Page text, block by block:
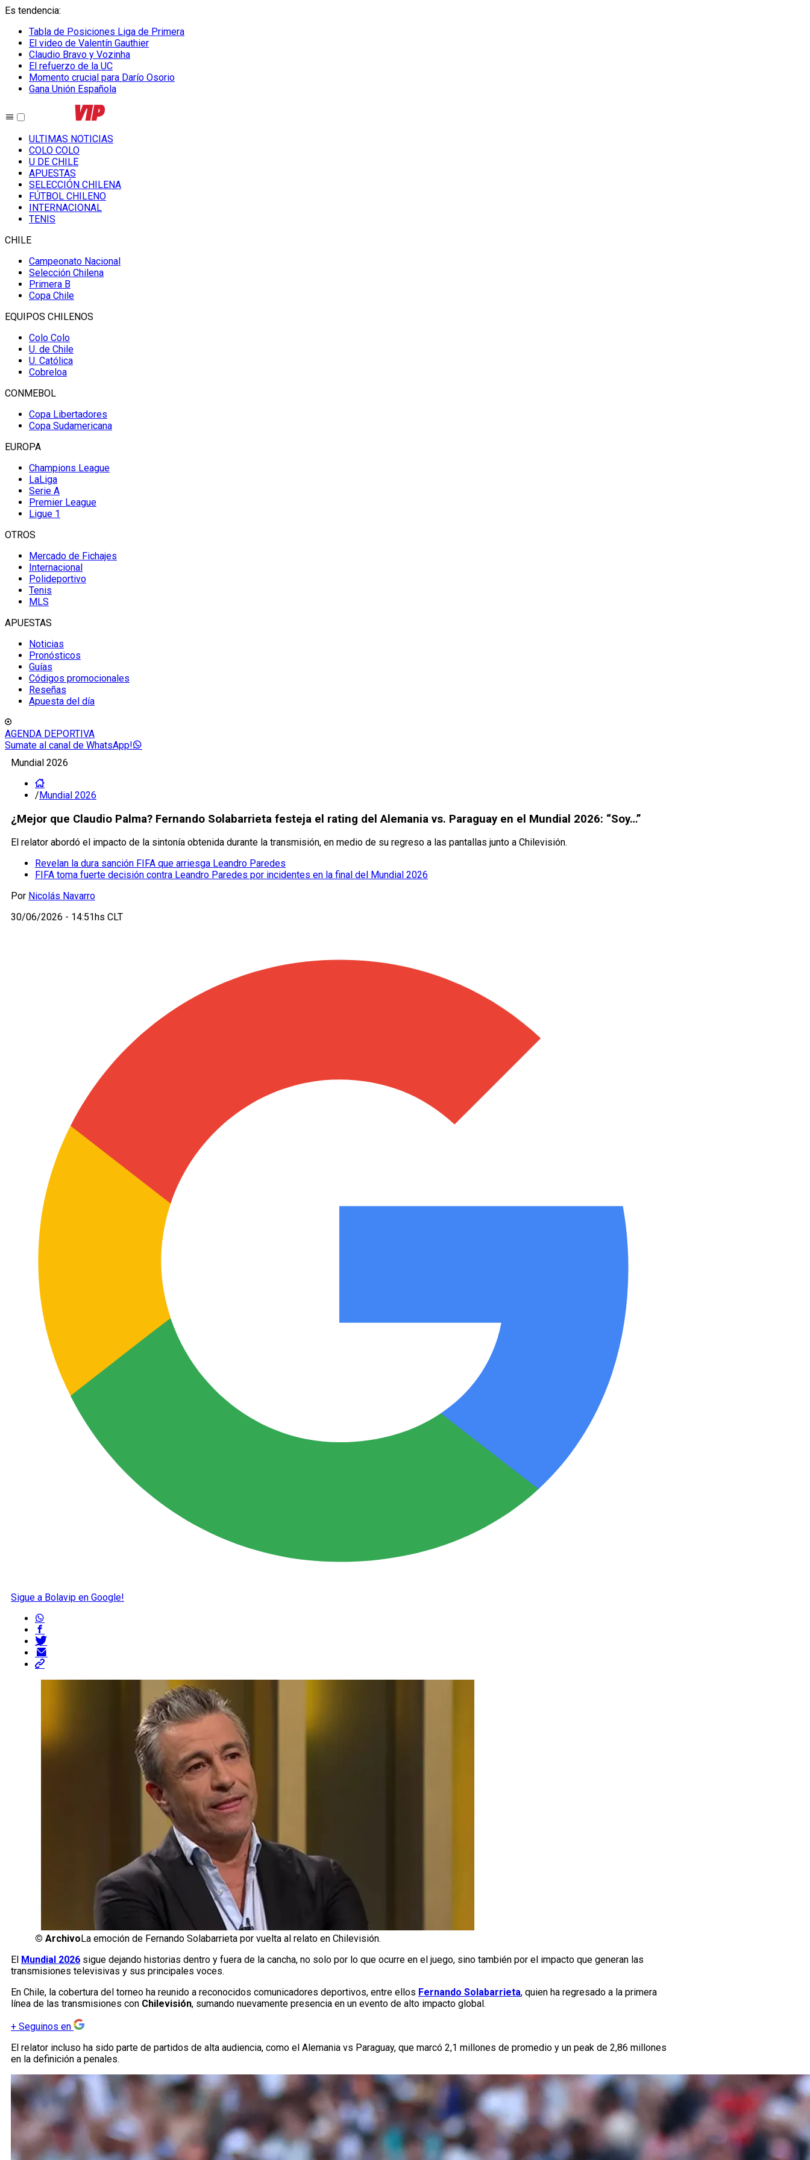
Es tendencia:
Tabla de Posiciones Liga de Primera
El video de Valentín Gauthier
Claudio Bravo y Vozinha
El refuerzo de la UC
Momento crucial para Darío Osorio
Gana Unión Española
ULTIMAS NOTICIAS
COLO COLO
U DE CHILE
APUESTAS
SELECCIÓN CHILENA
FÚTBOL CHILENO
INTERNACIONAL
TENIS
CHILE
Campeonato Nacional
Selección Chilena
Primera B
Copa Chile
EQUIPOS CHILENOS
Colo Colo
U. de Chile
U. Católica
Cobreloa
CONMEBOL
Copa Libertadores
Copa Sudamericana
EUROPA
Champions League
LaLiga
Serie A
Premier League
Ligue 1
OTROS
Mercado de Fichajes
Internacional
Polideportivo
Tenis
MLS
APUESTAS
Noticias
Pronósticos
Guías
Códigos promocionales
Reseñas
Apuesta del día
AGENDA DEPORTIVA
Sumate al canal de WhatsApp!
Mundial 2026
/Mundial 2026
¿Mejor que Claudio Palma? Fernando Solabarrieta festeja el rating del Alemania vs. Paraguay en el Mundial 2026: “Soy…”
El relator abordó el impacto de la sintonía obtenida durante la transmisión, en medio de su regreso a las pantallas junto a Chilevisión.
Revelan la dura sanción FIFA que arriesga Leandro Paredes
FIFA toma fuerte decisión contra Leandro Paredes por incidentes en la final del Mundial 2026
Por Nicolás Navarro
30/06/2026 - 14:51hs CLT
Sigue a Bolavip en Google!
© Archivo La emoción de Fernando Solabarrieta por vuelta al relato en Chilevisión.
El Mundial 2026 sigue dejando historias dentro y fuera de la cancha, no solo por lo que ocurre en el juego, sino también por el impacto que generan las
transmisiones televisivas y sus principales voces.
En Chile, la cobertura del torneo ha reunido a reconocidos comunicadores deportivos, entre ellos Fernando Solabarrieta, quien ha regresado a la primera
línea de las transmisiones con Chilevisión, sumando nuevamente presencia en un evento de alto impacto global.
+ Seguinos en
El relator incluso ha sido parte de partidos de alta audiencia, como el Alemania vs Paraguay, que marcó 2,1 millones de promedio y un peak de 2,86 millones
en la definición a penales.